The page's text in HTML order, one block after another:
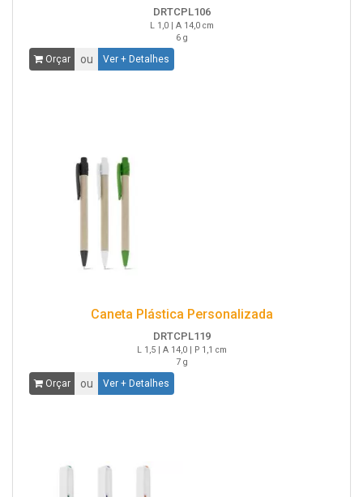
DRTCPL106
L 1,0 | A 14,0 cm
6 g
Orçar ou Ver + Detalhes
Caneta Plástica Personalizada
DRTCPL119
L 1,5 | A 14,0 | P 1,1 cm
7 g
Orçar ou Ver + Detalhes